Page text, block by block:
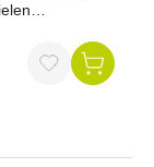
Wand oder
cmAchtung:
5 Sternen